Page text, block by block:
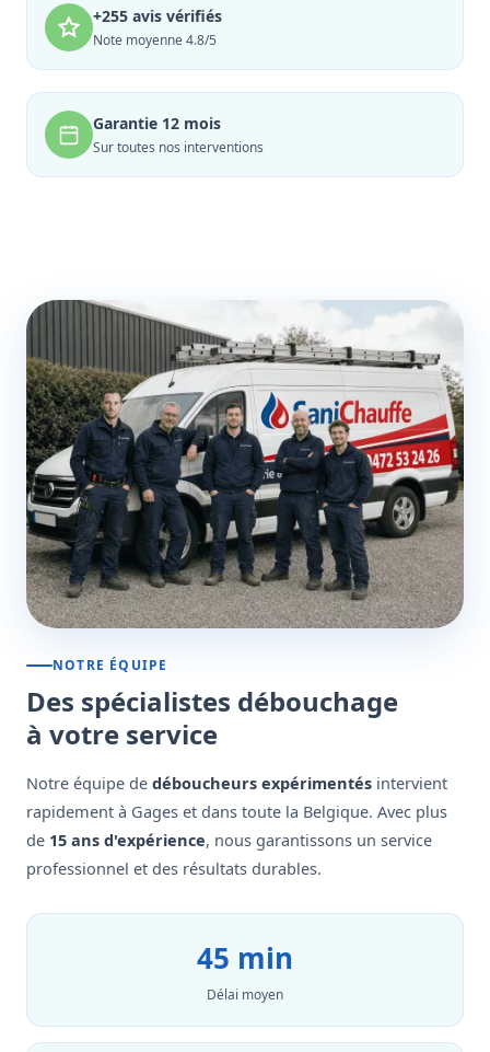
+255 avis vérifiés
Note moyenne 4.8/5
Garantie 12 mois
Sur toutes nos interventions
NOTRE ÉQUIPE
Des spécialistes débouchage
à votre service
Notre équipe de déboucheurs expérimentés intervient
rapidement à Gages et dans toute la Belgique. Avec plus
de 15 ans d'expérience, nous garantissons un service
professionnel et des résultats durables.
45 min
Délai moyen